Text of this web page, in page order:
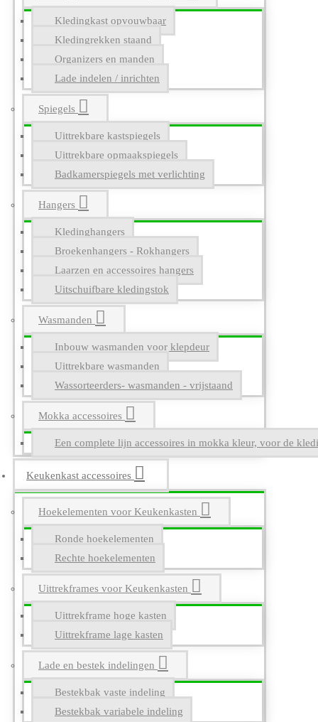
Kledingkast opvouwbaar
Kledingrekken staand
Organizers en manden
Lade indelen / inrichten
Spiegels
Uittrekbare kastspiegels
Uittrekbare opmaakspiegels
Badkamerspiegels met verlichting
Hangers
Kledinghangers
Broekenhangers - Rokhangers
Laarzen en accessoires hangers
Uitschuifbare kledingstok
Wasmanden
Inbouw wasmanden voor klepdeur
Uittrekbare wasmanden
Wassorteerders- wasmanden - vrijstaand
Mokka accessoires
Een complete lijn accessoires in mokka kleur, voor de
Keukenkast accessoires
Hoekelementen voor Keukenkasten
Ronde hoekelementen
Rechte hoekelementen
Uittrekframes voor Keukenkasten
Uittrekframe hoge kasten
Uittrekframe lage kasten
Lade en bestek indelingen
Bestekbak vaste indeling
Bestekbak variabele indeling